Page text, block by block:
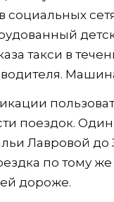
социальных
такси в
поездок.
Лавровой
по тому
дороже.